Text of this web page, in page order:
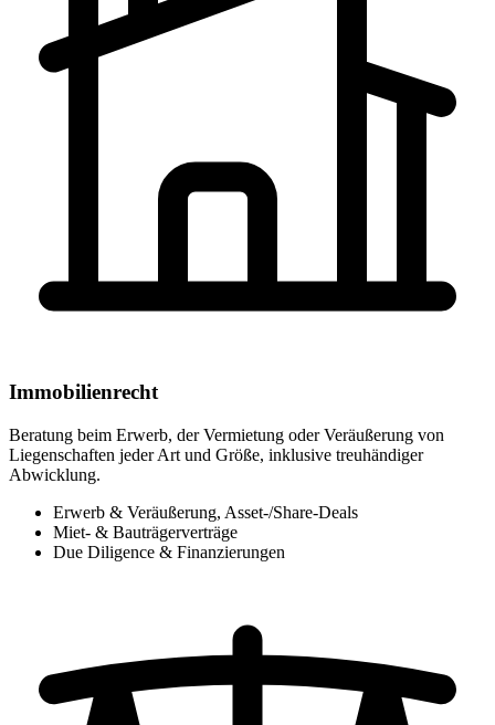
Immobilienrecht
Beratung beim Erwerb, der Vermietung oder Veräußerung von
Liegenschaften jeder Art und Größe, inklusive treuhändiger
Abwicklung.
Erwerb & Veräußerung, Asset-/Share-Deals
Miet- & Bauträgerverträge
Due Diligence & Finanzierungen